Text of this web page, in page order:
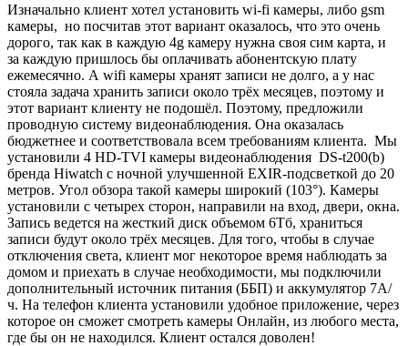
Изначально клиент хотел установить wi-fi камеры, либо gsm
камеры, но посчитав этот вариант оказалось, что это очень
дорого, так как в каждую 4g камеру нужна своя сим карта, и
за каждую пришлось бы оплачивать абонентскую плату
ежемесячно. А wifi камеры хранят записи не долго, а у нас
стояла задача хранить записи около трёх месяцев, поэтому и
этот вариант клиенту не подошёл. Поэтому, предложили
проводную систему видеонаблюдения. Она оказалась
бюджетнее и соответствовала всем требованиям клиента. Мы
установили 4 HD-TVI камеры видеонаблюдения DS-t200(b)
бренда Hiwatch с ночной улучшенной EXIR-подсветкой до 20
метров. Угол обзора такой камеры широкий (103°). Камеры
установили с четырех сторон, направили на вход, двери, окна.
Запись ведется на жесткий диск объемом 6Тб, храниться
записи будут около трёх месяцев. Для того, чтобы в случае
отключения света, клиент мог некоторое время наблюдать за
домом и приехать в случае необходимости, мы подключили
дополнительный источник питания (ББП) и аккумулятор 7А/
ч. На телефон клиента установили удобное приложение, через
которое он сможет смотреть камеры Онлайн, из любого места,
где бы он не находился. Клиент остался доволен!